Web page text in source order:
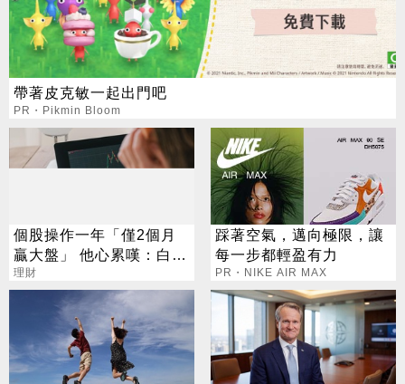
帶著皮克敏一起出門吧
PR・Pikmin Bloom
個股操作一年「僅2個月
贏大盤」 他心累嘆：白忙
一場
理財
踩著空氣，邁向極限，讓
每一步都輕盈有力
PR・NIKE AIR MAX